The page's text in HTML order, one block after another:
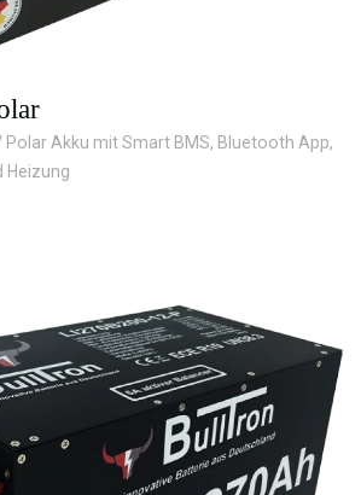
Polar Akku mit Smart BMS, Bluetooth App,
Heizung